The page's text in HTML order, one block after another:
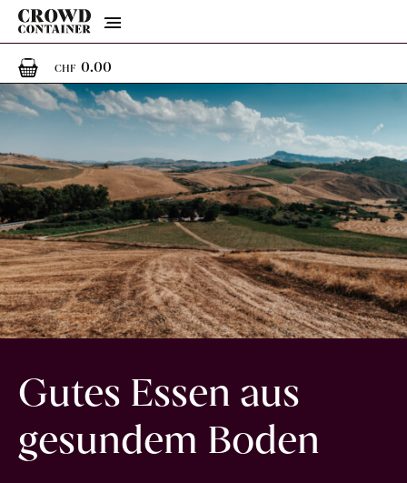
Menu
CHF 0.000 Artikel im Warenkorb
Gutes Essen aus
gesundem Boden